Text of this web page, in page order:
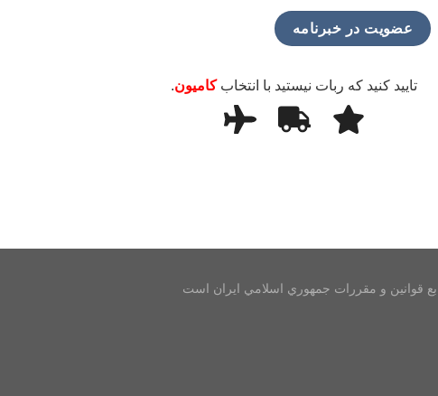
تایید کنید که ربات نیستید با انتخابکامیون.
قوانين و مقررات جمهوري اسلامي ايران است